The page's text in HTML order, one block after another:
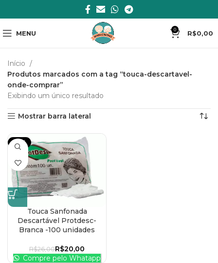
MENU 0 R$0,00
Início
Produtos marcados com a tag “touca-descartavel-
onde-comprar”
Exibindo um único resultado
Mostrar barra lateral
-23%
Touca Sanfonada
Descartável Protdesc-
Branca -100 unidades
R$26,00R$20,00
Compre pelo Whatapp